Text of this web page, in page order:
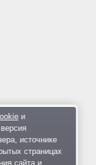
и
источнике
страницах
сайта и